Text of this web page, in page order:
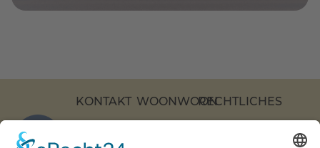
KONTAKT
KOCHSTRASSE 2
WOONWOONRECHTLICHES